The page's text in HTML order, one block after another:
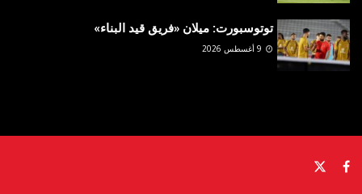
توتوسبورت: ميلان «فريق قيد البناء»